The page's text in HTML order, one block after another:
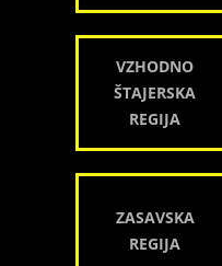
VZHODNO
ŠTAJERSKA
REGIJA
ZASAVSKA
REGIJA